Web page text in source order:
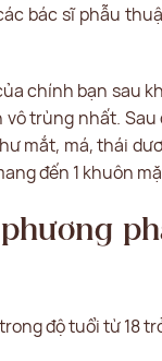
bác sĩ phẫu
chính bạn sau
trùng nhất.
mắt, má, thái
đến 1 khuôn
độ tuổi từ 18